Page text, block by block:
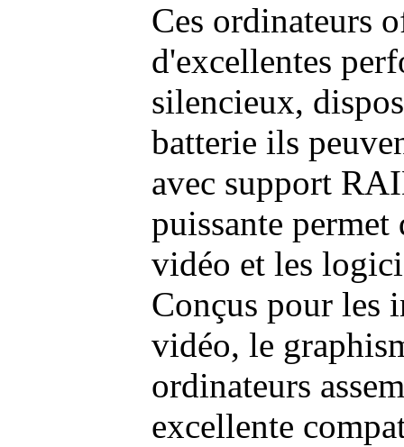
Ces ordinateurs
d'excellentes
silencieux,
batterie ils
avec support
puissante permet
vidéo et les
Conçus pour les
vidéo, le
ordinateurs
excellente